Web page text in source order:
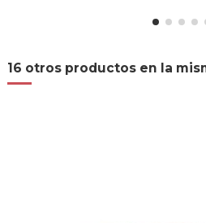
16 otros productos en la